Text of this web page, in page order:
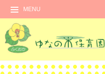
MENU